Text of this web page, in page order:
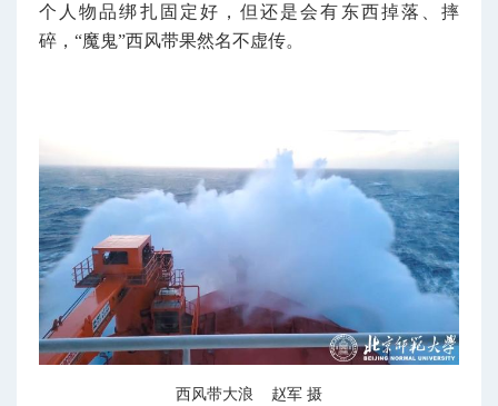
个人物品绑扎固定好，但还是会有东西掉落、摔
碎，“魔鬼”西风带果然名不虚传。
西风带大浪 赵军 摄